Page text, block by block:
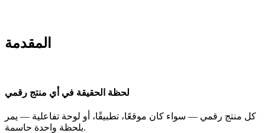
المقدمة
لحظة الحقيقة في أي منتج رقمي
كل منتج رقمي — سواء كان موقعًا، تطبيقًا، أو لوحة تفاعلية — يمر
بلحظة واحدة حاسمة.